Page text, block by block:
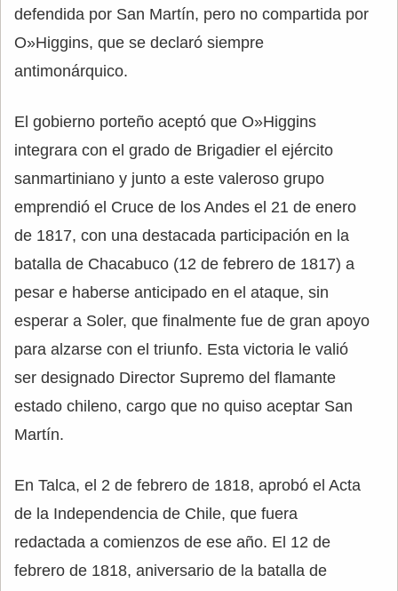
defendida por San Martín, pero no compartida por
O»Higgins, que se declaró siempre
antimonárquico.
El gobierno porteño aceptó que O»Higgins
integrara con el grado de Brigadier el ejército
sanmartiniano y junto a este valeroso grupo
emprendió el Cruce de los Andes el 21 de enero
de 1817, con una destacada participación en la
batalla de Chacabuco (12 de febrero de 1817) a
pesar e haberse anticipado en el ataque, sin
esperar a Soler, que finalmente fue de gran apoyo
para alzarse con el triunfo. Esta victoria le valió
ser designado Director Supremo del flamante
estado chileno, cargo que no quiso aceptar San
Martín.
En Talca, el 2 de febrero de 1818, aprobó el Acta
de la Independencia de Chile, que fuera
redactada a comienzos de ese año. El 12 de
febrero de 1818, aniversario de la batalla de